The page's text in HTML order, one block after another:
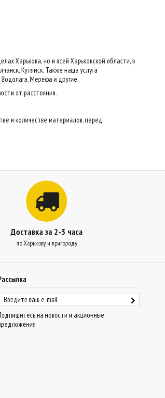
Харькова, но и всей Харьковской области, в
Купянск. Также наша услуга
Мерефа и другие.
от расстояния.
и количестве материалов, перед
Доставка за 2-3 часа
по Харькову и пригороду
на новости и акционные